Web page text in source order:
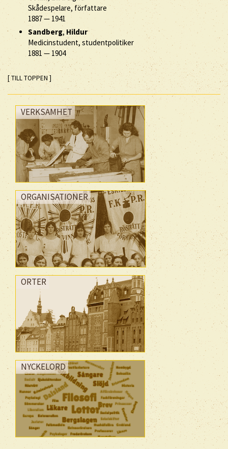
Skådespelare, författare
1887— 1941
Sandberg, Hildur
Medicinstudent, studentpolitiker
1881 — 1904
[ TILL TOPPEN ]
VERKSAMHET
ORGANISATIONER
ORTER
NYCKELORD